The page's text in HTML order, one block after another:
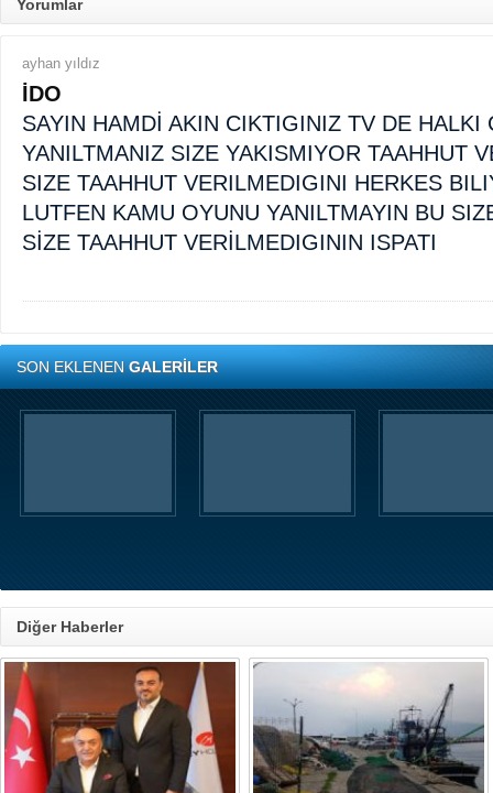
Yorumlar
ayhan yıldız
İDO
SAYIN HAMDİ AKIN CIKTIGINIZ TV DE HALKI
YANILTMANIZ SIZE YAKISMIYOR TAAHHUT
SIZE TAAHHUT VERILMEDIGINI HERKES
LUTFEN KAMU OYUNU YANILTMAYIN BU
SİZE TAAHHUT VERİLMEDIGININ ISPATI
SON EKLENENGALERİLER
Diğer Haberler